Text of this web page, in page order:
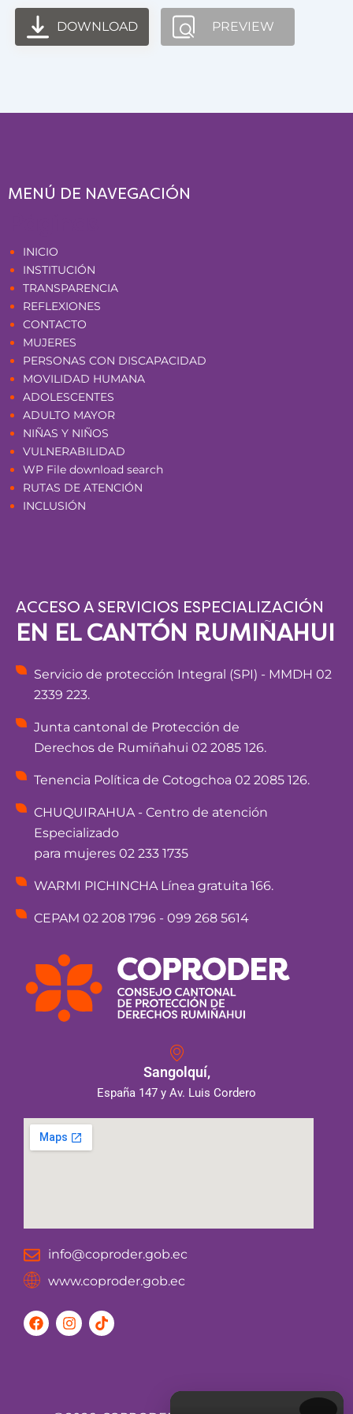
DOWNLOAD PREVIEW
MENÚ DE NAVEGACIÓN
INICIO
INSTITUCIÓN
TRANSPARENCIA
REFLEXIONES
CONTACTO
MUJERES
PERSONAS CON DISCAPACIDAD
MOVILIDAD HUMANA
ADOLESCENTES
ADULTO MAYOR
NIÑAS Y NIÑOS
VULNERABILIDAD
WP File download search
RUTAS DE ATENCIÓN
INCLUSIÓN
ACCESO A SERVICIOS ESPECIALIZACIÓN
EN EL CANTÓN RUMIÑAHUI
Servicio de protección Integral (SPI) - MMDH 02
2339 223.
Junta cantonal de Protección de
Derechos de Rumiñahui 02 2085 126.
Tenencia Política de Cotogchoa 02 2085 126.
CHUQUIRAHUA - Centro de atención
Especializado
para mujeres 02 233 1735
WARMI PICHINCHA Línea gratuita 166.
CEPAM 02 208 1796 - 099 268 5614
Sangolquí,
España 147 y Av. Luis Cordero
info@coproder.gob.ec
www.coproder.gob.ec
F
a
I
n
T
i